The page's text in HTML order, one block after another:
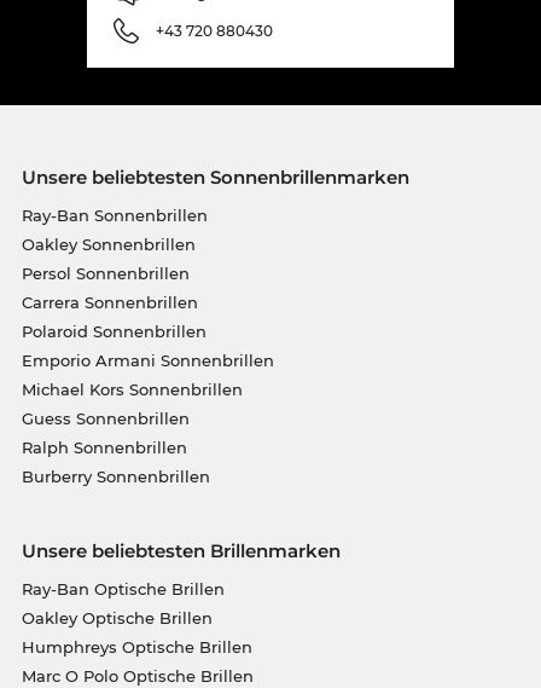
+43 720 880430
Unsere beliebtesten Sonnenbrillenmarken
Ray-Ban Sonnenbrillen
Oakley Sonnenbrillen
Persol Sonnenbrillen
Carrera Sonnenbrillen
Polaroid Sonnenbrillen
Emporio Armani Sonnenbrillen
Michael Kors Sonnenbrillen
Guess Sonnenbrillen
Ralph Sonnenbrillen
Burberry Sonnenbrillen
Unsere beliebtesten Brillenmarken
Ray-Ban Optische Brillen
Oakley Optische Brillen
Humphreys Optische Brillen
Marc O Polo Optische Brillen